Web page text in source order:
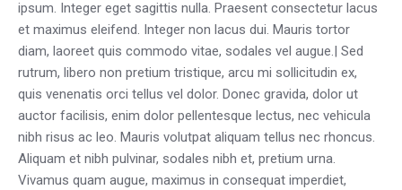
ipsum. Integer eget sagittis nulla. Praesent consectetur lacus
et maximus eleifend. Integer non lacus dui. Mauris tortor
diam, laoreet quis commodo vitae, sodales vel augue.| Sed
rutrum, libero non pretium tristique, arcu mi sollicitudin ex,
quis venenatis orci tellus vel dolor. Donec gravida, dolor ut
auctor facilisis, enim dolor pellentesque lectus, nec vehicula
nibh risus ac leo. Mauris volutpat aliquam tellus nec rhoncus.
Aliquam et nibh pulvinar, sodales nibh et, pretium urna.
Vivamus quam augue, maximus in consequat imperdiet,